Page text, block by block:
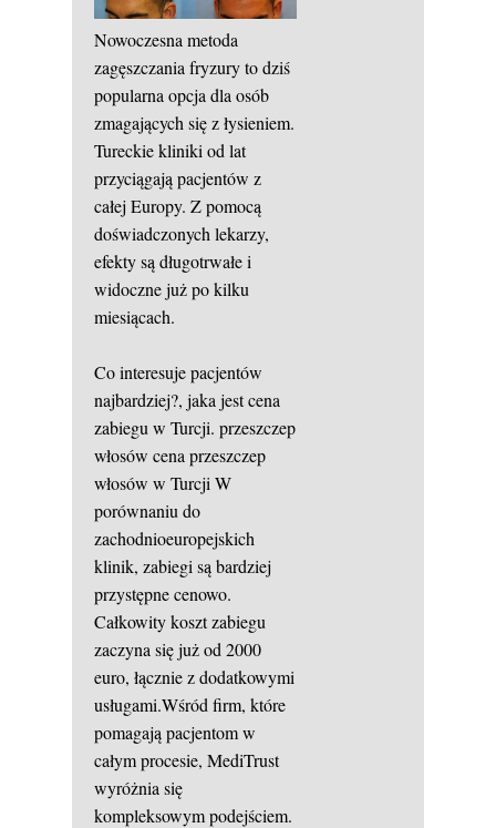
Nowoczesna metoda
zagęszczania fryzury to dziś
popularna opcja dla osób
zmagających się z łysieniem.
Tureckie kliniki od lat
przyciągają pacjentów z
całej Europy. Z pomocą
doświadczonych lekarzy,
efekty są długotrwałe i
widoczne już po kilku
miesiącach.
Co interesuje pacjentów
najbardziej?, jaka jest cena
zabiegu w Turcji. przeszczep
włosów cena przeszczep
włosów w Turcji W
porównaniu do
zachodnioeuropejskich
klinik, zabiegi są bardziej
przystępne cenowo.
Całkowity koszt zabiegu
zaczyna się już od 2000
euro, łącznie z dodatkowymi
usługami.Wśród firm, które
pomagają pacjentom w
całym procesie, MediTrust
wyróżnia się
kompleksowym podejściem.